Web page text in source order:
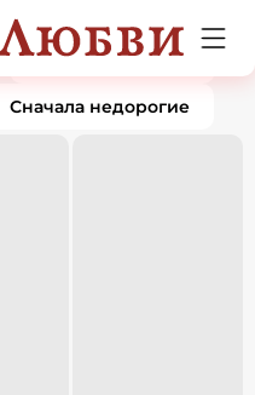
Сначала дорогие
Сначала недорогие